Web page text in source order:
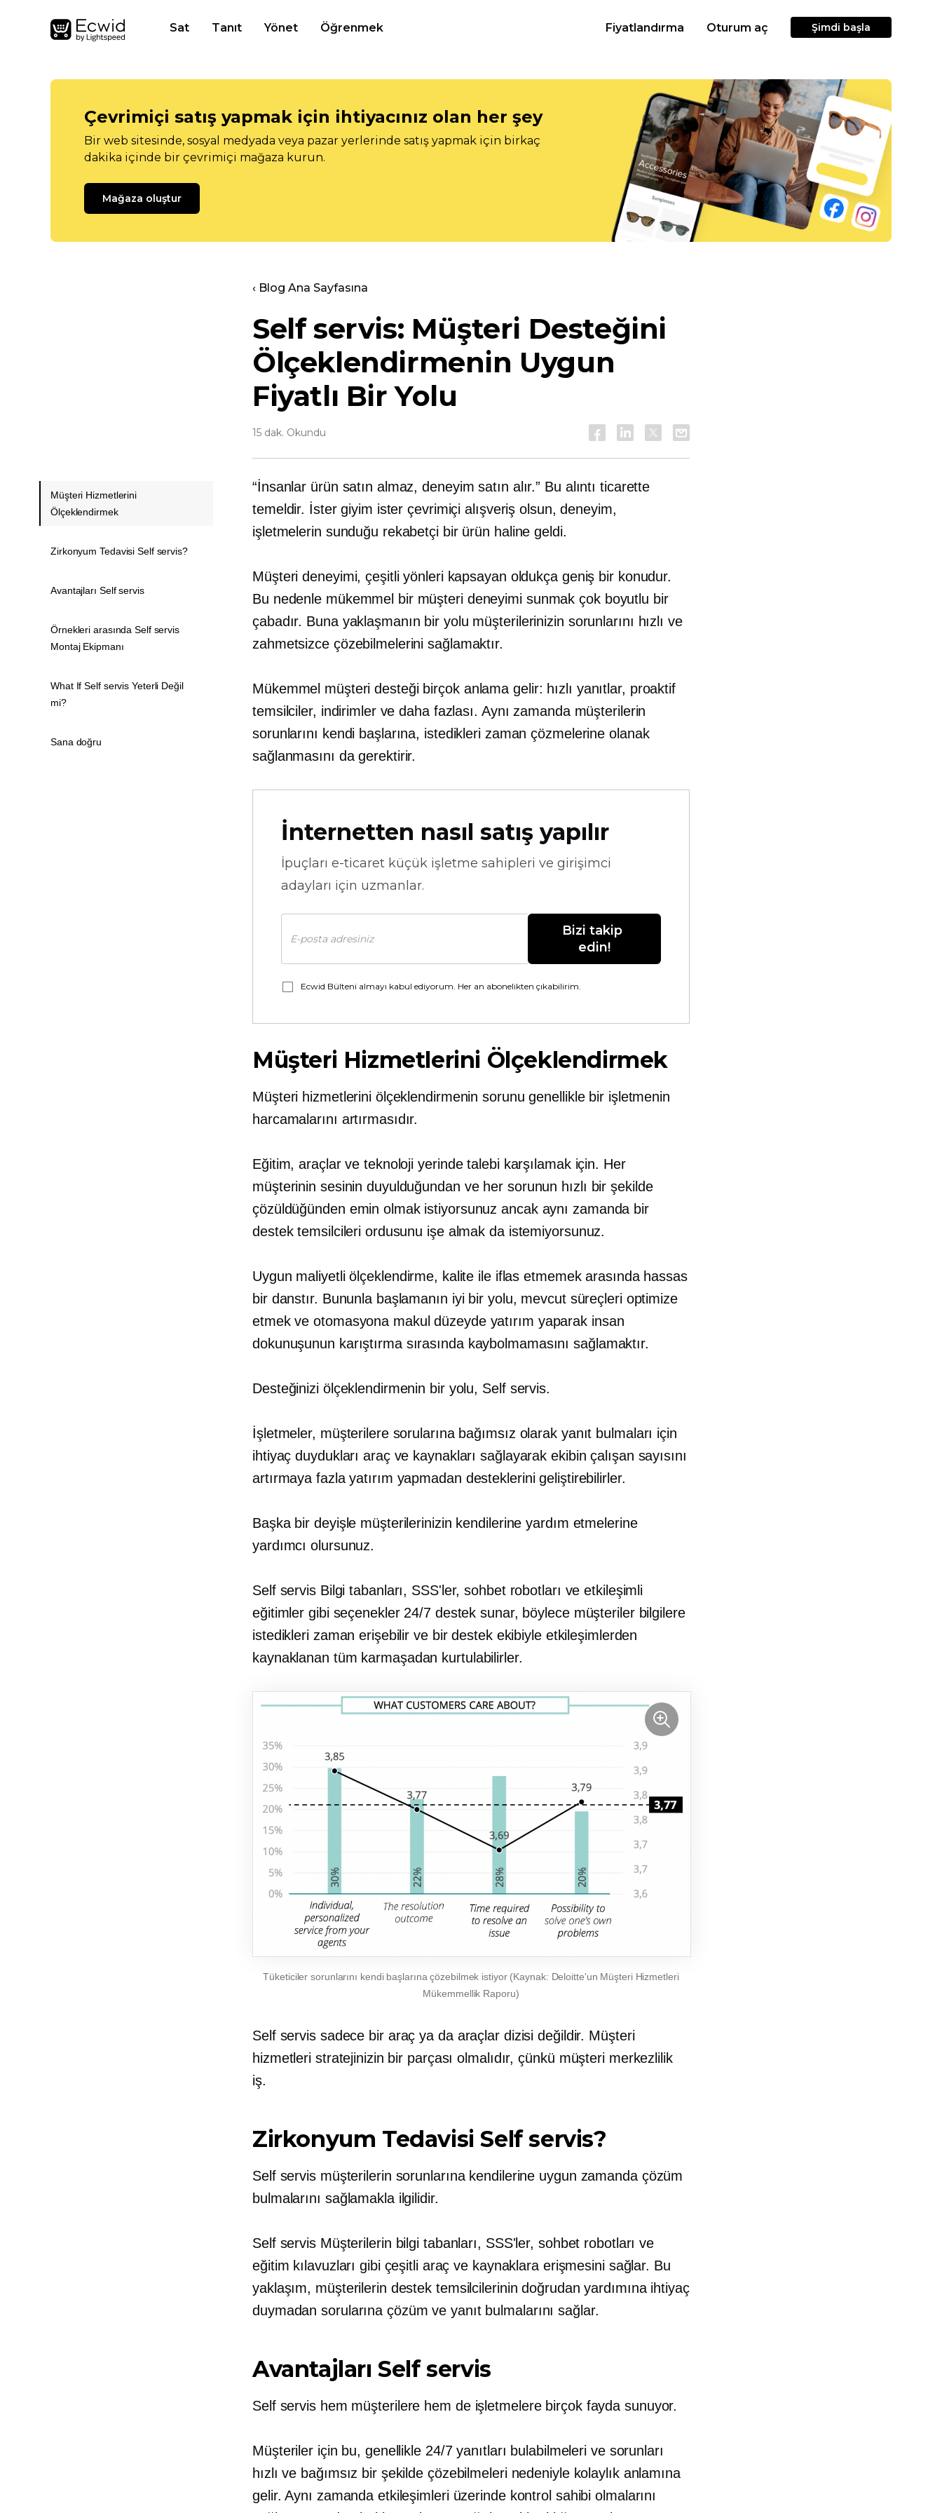
Sat Tanıt Yönet Öğrenmek Fiyatlandırma Oturum aç Şimdi başla
Çevrimiçi satış yapmak için ihtiyacınız olan her şey
Bir web sitesinde, sosyal medyada veya pazar yerlerinde satış yapmak için birkaç
dakika içinde bir çevrimiçi mağaza kurun.
Mağaza oluştur
‹ Blog Ana Sayfasına
Self servis: Müşteri Desteğini
Ölçeklendirmenin Uygun
Fiyatlı Bir Yolu
15 dak. Okundu
“İnsanlar ürün satın almaz, deneyim satın alır.” Bu alıntı ticarette
temeldir. İster giyim ister çevrimiçi alışveriş olsun, deneyim,
işletmelerin sunduğu rekabetçi bir ürün haline geldi.
Müşteri deneyimi, çeşitli yönleri kapsayan oldukça geniş bir konudur.
Bu nedenle mükemmel bir müşteri deneyimi sunmak çok boyutlu bir
çabadır. Buna yaklaşmanın bir yolu müşterilerinizin sorunlarını hızlı ve
zahmetsizce çözebilmelerini sağlamaktır.
Mükemmel müşteri desteği birçok anlama gelir: hızlı yanıtlar, proaktif
temsilciler, indirimler ve daha fazlası. Aynı zamanda müşterilerin
sorunlarını kendi başlarına, istedikleri zaman çözmelerine olanak
sağlanmasını da gerektirir.
İnternetten nasıl satış yapılır
İpuçları e-ticaret küçük işletme sahipleri ve girişimci
adayları için uzmanlar.
Bizi takip
edin!
Ecwid Bülteni almayı kabul ediyorum. Her an abonelikten çıkabilirim.
Müşteri Hizmetlerini Ölçeklendirmek
Müşteri hizmetlerini ölçeklendirmenin sorunu genellikle bir işletmenin
harcamalarını artırmasıdır.
Eğitim, araçlar ve teknolojiyerindetalebi karşılamak için. Her
müşterinin sesinin duyulduğundan ve her sorunun hızlı bir şekilde
çözüldüğünden emin olmak istiyorsunuz ancak aynı zamanda bir
destek temsilcileri ordusunu işe almak da istemiyorsunuz.
Uygun maliyetliölçeklendirme, kalite ile iflas etmemek arasında hassas
bir danstır. Bununla başlamanın iyi bir yolu, mevcut süreçleri optimize
etmek ve otomasyona makul düzeyde yatırım yaparak insan
dokunuşunun karıştırma sırasında kaybolmamasını sağlamaktır.
Desteğinizi ölçeklendirmenin bir yolu, Self servis.
İşletmeler, müşterilere sorularına bağımsız olarak yanıt bulmaları için
ihtiyaç duydukları araç ve kaynakları sağlayarak ekibin çalışan sayısını
artırmaya fazla yatırım yapmadan desteklerini geliştirebilirler.
Başka bir deyişle müşterilerinizin kendilerine yardım etmelerine
yardımcı olursunuz.
Self servisBilgi tabanları, SSS'ler, sohbet robotları ve etkileşimli
eğitimler gibi seçenekler 24/7 destek sunar, böylece müşteriler bilgilere
istedikleri zaman erişebilir ve bir destek ekibiyle etkileşimlerden
kaynaklanan tüm karmaşadan kurtulabilirler.
Tüketiciler sorunlarını kendi başlarına çözebilmek istiyor (Kaynak: Deloitte'un Müşteri Hizmetleri
Mükemmellik Raporu)
Self servissadece bir araç ya da araçlar dizisi değildir. Müşteri
hizmetleri stratejinizin bir parçası olmalıdır, çünkü müşteri merkezlilik
iş.
Zirkonyum TedavisiSelf servis?
Self servismüşterilerin sorunlarına kendilerine uygun zamanda çözüm
bulmalarını sağlamakla ilgilidir.
Self servisMüşterilerin bilgi tabanları, SSS'ler, sohbet robotları ve
eğitim kılavuzları gibi çeşitli araç ve kaynaklara erişmesini sağlar. Bu
yaklaşım, müşterilerin destek temsilcilerinin doğrudan yardımına ihtiyaç
duymadan sorularına çözüm ve yanıt bulmalarını sağlar.
AvantajlarıSelf servis
Self servishem müşterilere hem de işletmelere birçok fayda sunuyor.
Müşteriler için bu, genellikle 24/7 yanıtları bulabilmeleri ve sorunları
hızlı ve bağımsız bir şekilde çözebilmeleri nedeniyle kolaylık anlamına
gelir. Aynı zamanda etkileşimleri üzerinde kontrol sahibi olmalarını
Müşteri Hizmetlerini
Ölçeklendirmek
Zirkonyum Tedavisi Self servis?
Avantajları Self servis
Örnekleri arasında Self servis
Montaj Ekipmanı
What If Self servis Yeterli Değil
mi?
Sana doğru